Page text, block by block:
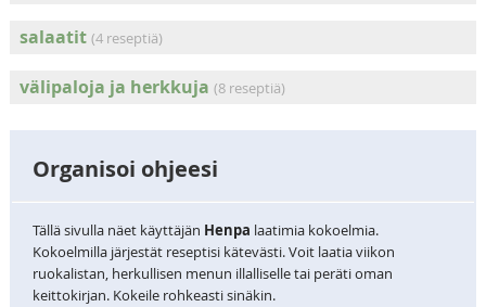
salaatit (4 reseptiä)
välipaloja ja herkkuja (8 reseptiä)
Organisoi ohjeesi
Tällä sivulla näet käyttäjän Henpa laatimia kokoelmia.
Kokoelmilla järjestät reseptisi kätevästi. Voit laatia viikon
ruokalistan, herkullisen menun illalliselle tai peräti oman
keittokirjan. Kokeile rohkeasti sinäkin.